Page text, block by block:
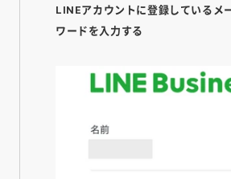
LINEアカウントに登録しているメ
ワードを入力する